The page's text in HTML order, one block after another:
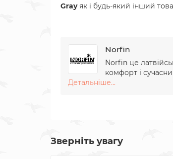
Grayяк і будь-який інший
Norfin
Norfin це
комфорт і
Детальніше...
Зверніть увагу